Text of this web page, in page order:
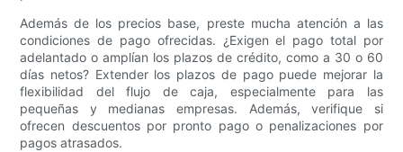
Además de los precios base, preste mucha atención a las
condiciones de pago ofrecidas. ¿Exigen el pago total por
adelantado o amplían los plazos de crédito, como a 30 o 60
días netos? Extender los plazos de pago puede mejorar la
flexibilidad del flujo de caja, especialmente para las
pequeñas y medianas empresas. Además, verifique si
ofrecen descuentos por pronto pago o penalizaciones por
pagos atrasados.